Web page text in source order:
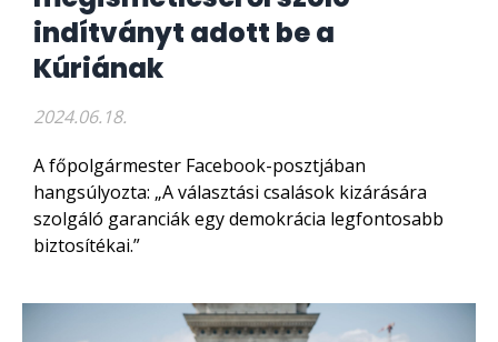
indítványt adott be a
Kúriának
2024.06.18.
A főpolgármester Facebook-posztjában
hangsúlyozta: „A választási csalások kizárására
szolgáló garanciák egy demokrácia legfontosabb
biztosítékai.”